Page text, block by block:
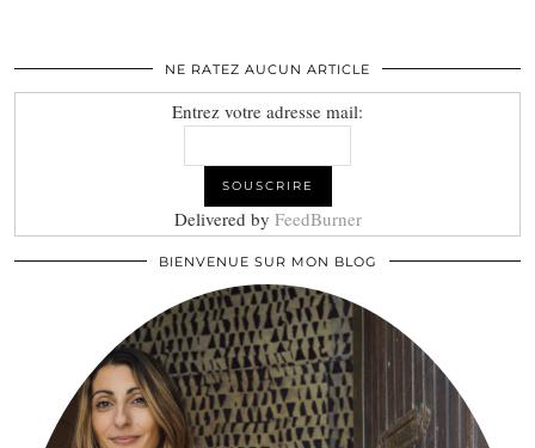
NE RATEZ AUCUN ARTICLE
Entrez votre adresse mail:
Delivered by FeedBurner
BIENVENUE SUR MON BLOG